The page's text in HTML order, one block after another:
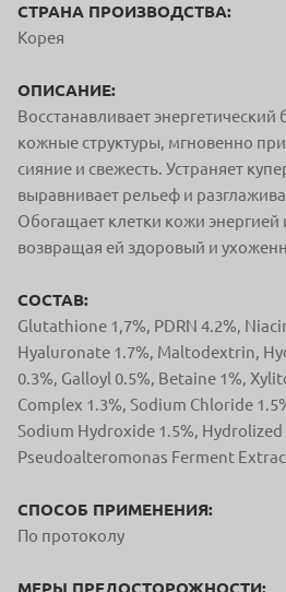
СТРАНА ПРОИЗВОДСТВА:
Корея
ОПИСАНИЕ:
Восстанавливает энергетический
кожные структуры, мгновенно
сияние и свежесть. Устраняет
выравнивает рельеф и
Обогащает клетки кожи
возвращая ей здоровый и
СОСТАВ:
Glutathione 1,7%, PDRN 4.2%,
Hyaluronate 1.7%, Maltodextrin,
0.3%, Galloyl 0.5%, Betaine 1%,
Complex 1.3%, Sodium Chloride
Sodium Hydroxide 1.5%,
Pseudoalteromonas Ferment
СПОСОБ ПРИМЕНЕНИЯ:
По протоколу
МЕРЫ ПРЕДОСТОРОЖНОСТИ: